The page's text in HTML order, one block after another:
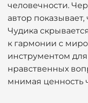
человечности.
автор
Чудика
к гармонии с
инструментом
нравственных
мнимая ценность